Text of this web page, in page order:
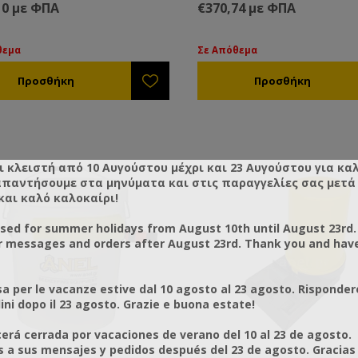
Η αντλία σιροπιού/νερού
τάσης 12 volt είναι εξοπλισμένη
κλείνει αυτόματα όταν
και κλείνετε τη μάνικα
σε καρούλι. (Ίδιο η
ρυθμός ροής: 7,8 (4,5GPM)
πίεση: 40PSI
12V DC
αναρρόφηση
έλεγχο ON/OFF
Φ20
3/4 25m
σύνδεσης
1/2+3/4
με ΦΠΑ
κουβάδων. Η αντλία σιροπιού/
υψηλής τάσης 12 volt είναι
ανοίγει και κλείνει αυτόματα
ανοίγετε και κλείνετε τη
τοποθετημένη σε καρούλι με
Τεχνικά χαρακτηριστικά:
• Δυνατότητα άντλησης 18,5
• Μέγιστος ρυθμός ροής: 7,8
• Αυτόματη αναρρόφηση
• Προστασία διακόπτη πίεσης:
Το Σετ περιλαμβάνει:
• Αντλία για σιρόπι 12V
• Λάστιχο 3/4 25m
• Καρούλι για λάστιχο
€370,74 με ΦΠΑ
Σε Απόθεμα
κλειστή από 10 Αυγούστου μέχρι και 23 Αυγούστου για
στα μηνύματα και στις παραγγελίες σας μετά
καλό καλοκαίρι!
for summer holidays from August 10th until August
messages and orders after August 23rd. Thank you and
per le vacanze estive dal 10 agosto al 23 agosto.
dopo il 23 agosto. Grazie e buona estate!
cerrada por vacaciones de verano del 10 al 23 de agosto.
a sus mensajes y pedidos después del 23 de agosto.